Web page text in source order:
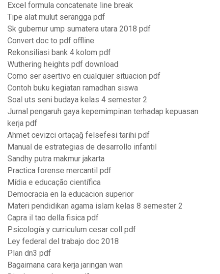
Excel formula concatenate line break
Tipe alat mulut serangga pdf
Sk gubernur ump sumatera utara 2018 pdf
Convert doc to pdf offline
Rekonsiliasi bank 4 kolom pdf
Wuthering heights pdf download
Como ser asertivo en cualquier situacion pdf
Contoh buku kegiatan ramadhan siswa
Soal uts seni budaya kelas 4 semester 2
Jurnal pengaruh gaya kepemimpinan terhadap kepuasan
kerja pdf
Ahmet cevizci ortaçağ felsefesi tarihi pdf
Manual de estrategias de desarrollo infantil
Sandhy putra makmur jakarta
Practica forense mercantil pdf
Mídia e educação científica
Democracia en la educacion superior
Materi pendidikan agama islam kelas 8 semester 2
Capra il tao della fisica pdf
Psicología y curriculum cesar coll pdf
Ley federal del trabajo doc 2018
Plan dn3 pdf
Bagaimana cara kerja jaringan wan